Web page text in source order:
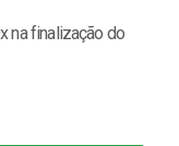
na finalização do